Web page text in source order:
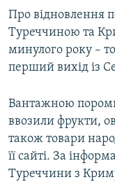
Про відновлення
Туреччиною та
минулого року –
перший вихід із
Вантажною
ввозили фрукти,
також товари
її сайті. За
Туреччини з